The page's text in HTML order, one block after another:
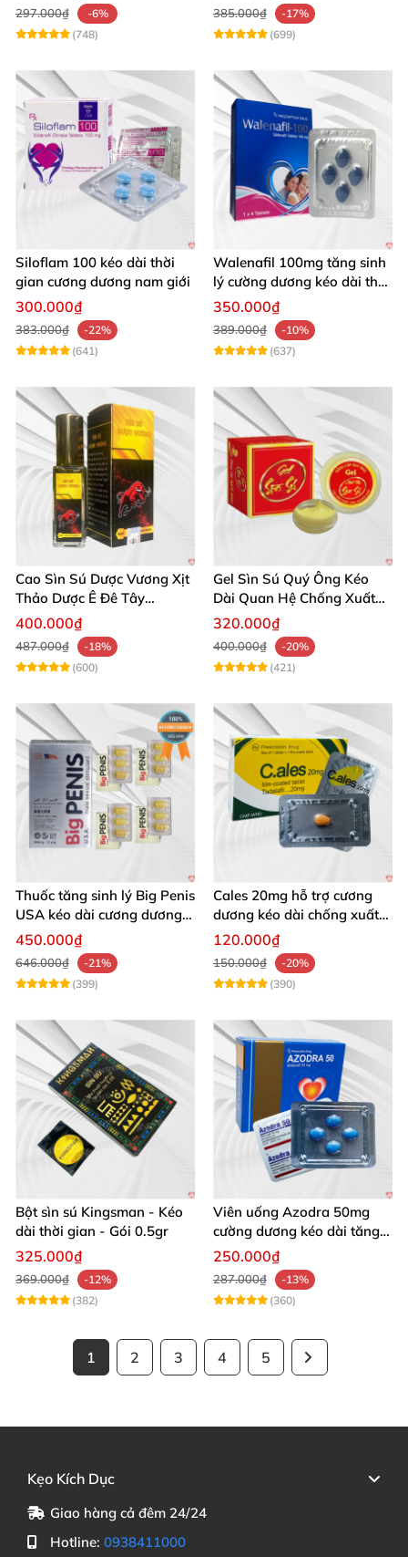
297.000₫
-6%
(748)
385.000₫
-17%
(699)
Siloflam 100 kéo dài thời
gian cương dương nam giới
300.000₫
383.000₫
-22%
(641)
Walenafil 100mg tăng sinh
lý cường dương kéo dài thời
gian
350.000₫
389.000₫
-10%
(637)
Cao Sìn Sú Dược Vương Xịt
Thảo Dược Ê Đê Tây
Nguyên Hỗ Trợ Xuất Tinh
400.000₫
487.000₫
-18%
(600)
Gel Sìn Sú Quý Ông Kéo
Dài Quan Hệ Chống Xuất
Tinh Sớm
320.000₫
400.000₫
-20%
(421)
Thuốc tăng sinh lý Big Penis
USA kéo dài cương dương
chống xuất tinh sớm
450.000₫
646.000₫
-21%
(399)
Cales 20mg hỗ trợ cương
dương kéo dài chống xuất
tinh sớm thành phần
120.000₫
150.000₫
-20%
(390)
Bột sìn sú Kingsman - Kéo
dài thời gian - Gói 0.5gr
325.000₫
369.000₫
-12%
(382)
Viên uống Azodra 50mg
cường dương kéo dài tăng
sinh lý nam
250.000₫
287.000₫
-13%
(360)
1 2 3 4 5
Kẹo Kích Dục
Giao hàng cả đêm 24/24
Hotline: 0938411000